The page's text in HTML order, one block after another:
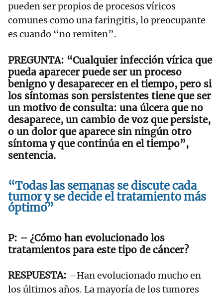
pueden ser propios de procesos víricos
comunes como una faringitis, lo preocupante
es cuando “no remiten”.
“Cualquier infección vírica que
pueda aparecer puede ser un proceso
benigno y desaparecer en el tiempo, pero si
los síntomas son persistentes tiene que ser
un motivo de consulta: una úlcera que no
desaparece, un cambio de voz que persiste,
o un dolor que aparece sin ningún otro
síntoma y que continúa en el tiempo”,
sentencia.
“Todas las semanas se discute cada
tumor y se decide el tratamiento más
óptimo”
– ¿Cómo han evolucionado los
tratamientos para este tipo de cáncer?
–Han evolucionado mucho en
los últimos años. La mayoría de los tumores